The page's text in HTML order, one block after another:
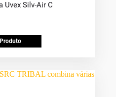
Uvex Silv-Air C